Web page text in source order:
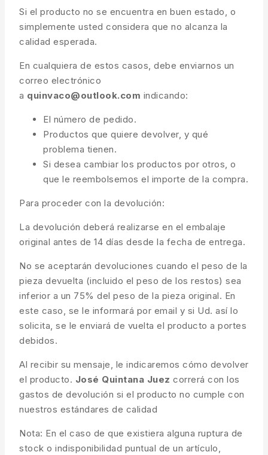
Si el producto no se encuentra en buen estado, o
simplemente usted considera que no alcanza la
calidad esperada.
En cualquiera de estos casos, debe enviarnos un
correo electrónico
a quinvaco@outlook.com indicando:
El número de pedido.
Productos que quiere devolver, y qué
problema tienen.
Si desea cambiar los productos por otros, o
que le reembolsemos el importe de la compra.
Para proceder con la devolución:
La devolución deberá realizarse en el embalaje
original antes de 14 días desde la fecha de entrega.
No se aceptarán devoluciones cuando el peso de la
pieza devuelta (incluido el peso de los restos) sea
inferior a un 75% del peso de la pieza original. En
este caso, se le informará por email y si Ud. así lo
solicita, se le enviará de vuelta el producto a portes
debidos.
Al recibir su mensaje, le indicaremos cómo devolver
el producto. José Quintana Juez correrá con los
gastos de devolución si el producto no cumple con
nuestros estándares de calidad
Nota: En el caso de que existiera alguna ruptura de
stock o indisponibilidad puntual de un artículo,